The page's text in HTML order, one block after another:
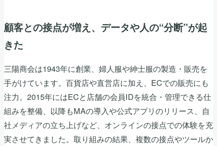
顧客との接点が増え、データや人の“分断”が起
きた
三陽商会は1943年に創業、婦人服や紳士服の製造・販売を
手がけています。百貨店や直営店に加え、ECでの販売にも
注力。2015年にはECと店舗の会員IDを統合・管理できる仕
組みを整備、以降もMAの導入や公式アプリのリリース、自
社メディアの立ち上げなど、オンラインの接点での体験を充
実させてきました。取り組みの結果、複数の接点やツールか